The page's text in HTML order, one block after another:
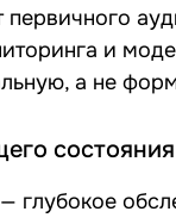
и
а не
глубокое